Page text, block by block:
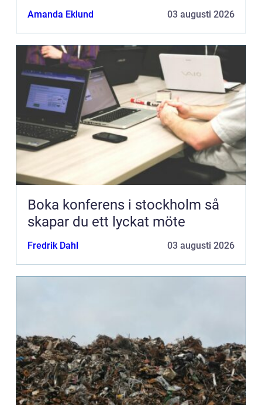
Amanda Eklund 03 augusti 2026
Boka konferens i stockholm så
skapar du ett lyckat möte
Fredrik Dahl 03 augusti 2026